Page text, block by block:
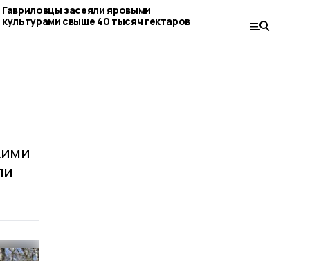
Гавриловцы засеяли яровыми
культурами свыше 40 тысяч гектаров
разработали
урожайности